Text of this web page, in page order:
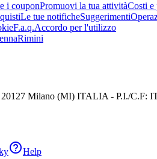
i couponPromuovi la tua attivitàCosti e
Le tue notificheSuggerimenti
F.a.q.Accordo per l'utilizzo
Rimini
Milano (MI) ITALIA - P.I./C.F:
Help